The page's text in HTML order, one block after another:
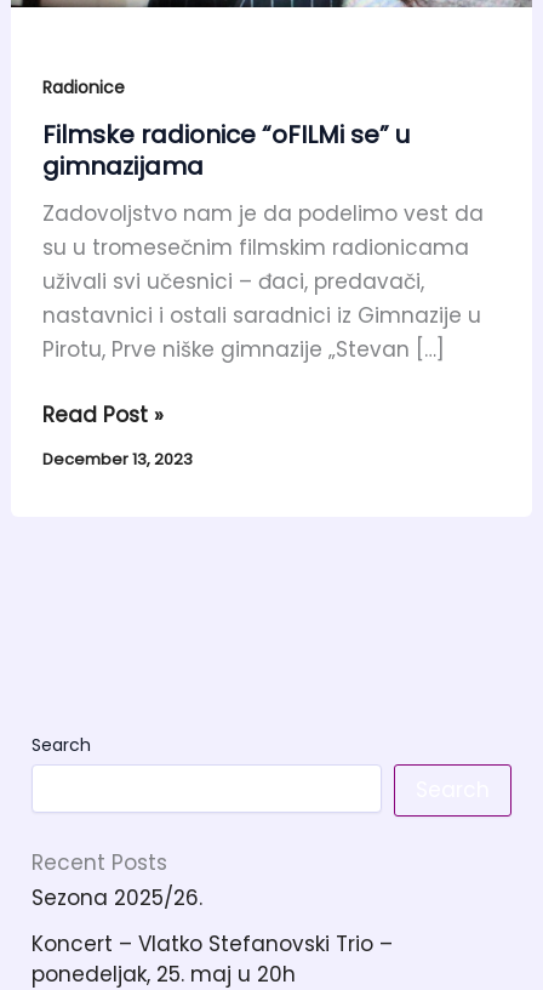
Radionice
Filmske radionice “oFILMi se” u
gimnazijama
Zadovoljstvo nam je da podelimo vest da
su u tromesečnim filmskim radionicama
uživali svi učesnici – đaci, predavači,
nastavnici i ostali saradnici iz Gimnazije u
Pirotu, Prve niške gimnazije „Stevan […]
Read Post »
December 13, 2023
Search
Recent Posts
Sezona 2025/26.
Koncert – Vlatko Stefanovski Trio –
ponedeljak, 25. maj u 20h